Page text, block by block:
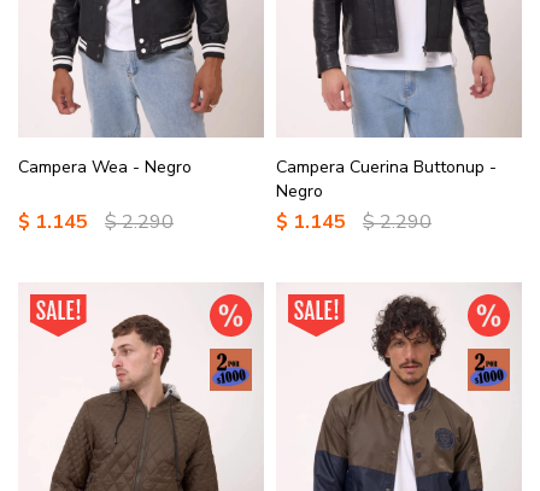
Campera Wea - Negro
$ 1.145 $2.290
Campera Cuerina Buttonup -
Negro
$ 1.145 $2.290